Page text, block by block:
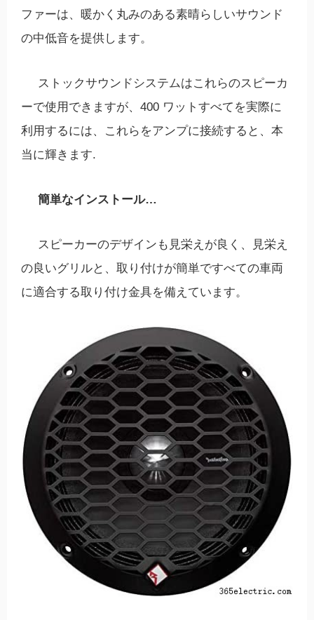
ファーは、暖かく丸みのある素晴らしいサウンド
の中低音を提供します。
ストックサウンドシステムはこれらのスピーカ
ーで使用できますが、400 ワットすべてを実際に
利用するには、これらをアンプに接続すると、本
当に輝きます.
簡単なインストール…
スピーカーのデザインも見栄えが良く、見栄え
の良いグリルと、取り付けが簡単ですべての車両
に適合する取り付け金具を備えています。